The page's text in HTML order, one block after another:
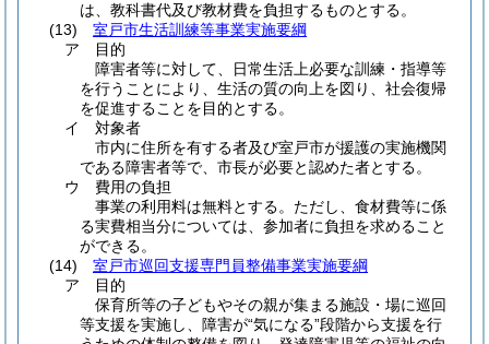
は、教科書代及び教材費を負担するものとする。
(13)
室戸市生活訓練等事業実施要綱
ア
目的
障害者等に対して、日常生活上必要な訓練・指導等
を行うことにより、生活の質の向上を図り、社会復帰
を促進することを目的とする。
イ
対象者
市内に住所を有する者及び室戸市が援護の実施機関
である障害者等で、市長が必要と認めた者とする。
ウ
費用の負担
事業の利用料は無料とする。ただし、食材費等に係
る実費相当分については、参加者に負担を求めること
ができる。
(14)
室戸市巡回支援専門員整備事業実施要綱
ア
目的
保育所等の子どもやその親が集まる施設・場に巡回
等支援を実施し、障害が“気になる”段階から支援を行